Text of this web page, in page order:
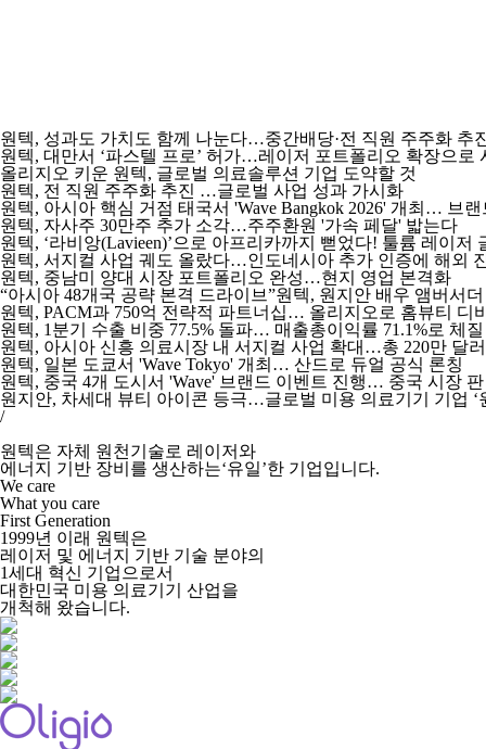
원텍, 성과도 가치도 함께 나눈다…중간배당·전 직원 주주화 추
원텍, 대만서 ‘파스텔 프로’ 허가…레이저 포트폴리오 확장으로
올리지오 키운 원텍, 글로벌 의료솔루션 기업 도약할 것
원텍, 전 직원 주주화 추진 …글로벌 사업 성과 가시화
원텍, 아시아 핵심 거점 태국서 'Wave Bangkok 2026' 개최… 브
원텍, 자사주 30만주 추가 소각…주주환원 '가속 페달' 밟는다
원텍, ‘라비앙(Lavieen)’으로 아프리카까지 뻗었다! 툴륨 레이저
원텍, 서지컬 사업 궤도 올랐다…인도네시아 추가 인증에 해외
원텍, 중남미 양대 시장 포트폴리오 완성…현지 영업 본격화
“아시아 48개국 공략 본격 드라이브”원텍, 원지안 배우 앰버서
원텍, PACM과 750억 전략적 파트너십… 올리지오로 홈뷰티 디
원텍, 1분기 수출 비중 77.5% 돌파… 매출총이익률 71.1%로 체질
원텍, 아시아 신흥 의료시장 내 서지컬 사업 확대…총 220만 달
원텍, 일본 도쿄서 'Wave Tokyo' 개최… 산드로 듀얼 공식 론칭
원텍, 중국 4개 도시서 'Wave' 브랜드 이벤트 진행… 중국 시장
원지안, 차세대 뷰티 아이콘 등극…글로벌 미용 의료기기 기업 ‘
/
원텍은 자체 원천기술로 레이저와
에너지 기반 장비를 생산하는‘유일’한 기업입니다.
We care
What you care
First Generation
1999년 이래 원텍은
레이저 및 에너지 기반 기술 분야의
1세대 혁신 기업으로서
대한민국 미용 의료기기 산업을
개척해 왔습니다.